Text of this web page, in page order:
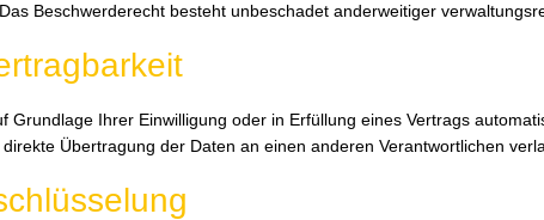
Beschwerderecht besteht unbeschadet anderweitiger
Grundlage Ihrer Einwilligung oder in Erfüllung eines Vertrags
Übertragung der Daten an einen anderen Verantwortlichen